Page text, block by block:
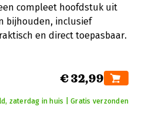
compleet hoofdstuk uit
bijhouden, inclusief
en direct toepasbaar.
€ 32,99
zaterdag in huis | Gratis verzonden